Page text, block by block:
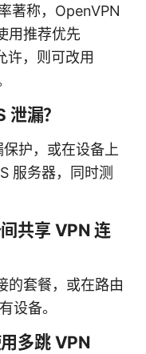
著称，OpenVPN
用推荐优先
许，则可改用
漏？
护，或在设备上
服务器，同时测
共享 VPN 连
的套餐，或在路由
设备。
多跳 VPN